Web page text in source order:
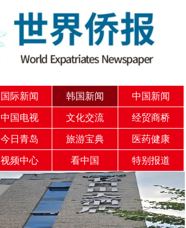
国际新闻 韩国新闻 中国新闻
中国电视 文化交流 经贸商桥
今日青岛 旅游宝典 医药健康
视频中心 看中国 特别报道